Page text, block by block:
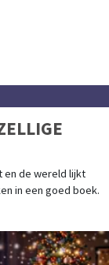
en de wereld lijkt
in een goed boek.